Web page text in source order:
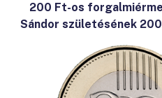
200 Ft-os
Sándor születésének